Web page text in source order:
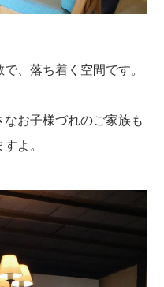
、落ち着く空間です。
お子様づれのご家族も
よ。